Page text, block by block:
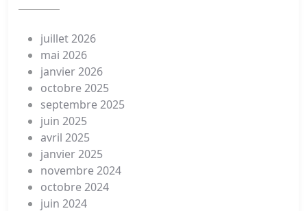
juillet 2026
mai 2026
janvier 2026
octobre 2025
septembre 2025
juin 2025
avril 2025
janvier 2025
novembre 2024
octobre 2024
juin 2024